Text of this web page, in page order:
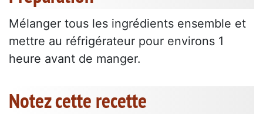
Mélanger tous les ingrédients ensemble et
mettre au réfrigérateur pour environs 1
heure avant de manger.
Notez cette recette